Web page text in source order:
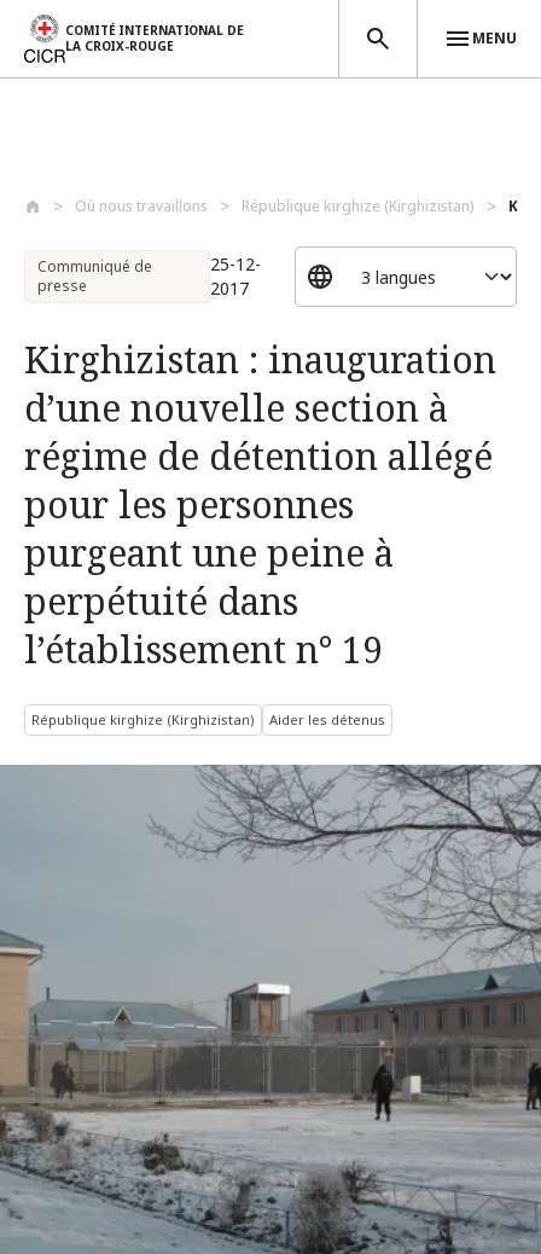
COMITÉ INTERNATIONAL DE
LA CROIX-ROUGE
MENU
Où nous travaillons République kirghize (Kirghizistan)
Communiqué de
presse
25-12-
2017
Kirghizistan : inauguration
d’une nouvelle section à
régime de détention allégé
pour les personnes
purgeant une peine à
perpétuité dans
l’établissement n° 19
République kirghize (Kirghizistan) Aider les détenus